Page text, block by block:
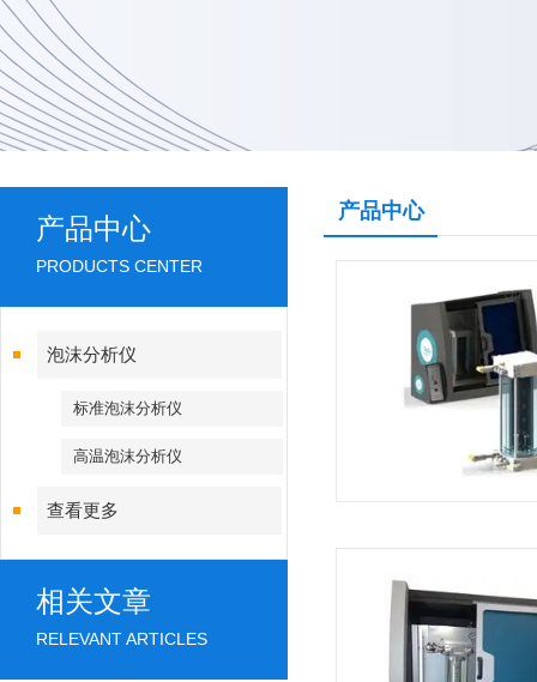
产品中心
PRODUCTS CENTER
泡沫分析仪
标准泡沫分析仪
高温泡沫分析仪
查看更多
相关文章
RELEVANT ARTICLES
产品中心